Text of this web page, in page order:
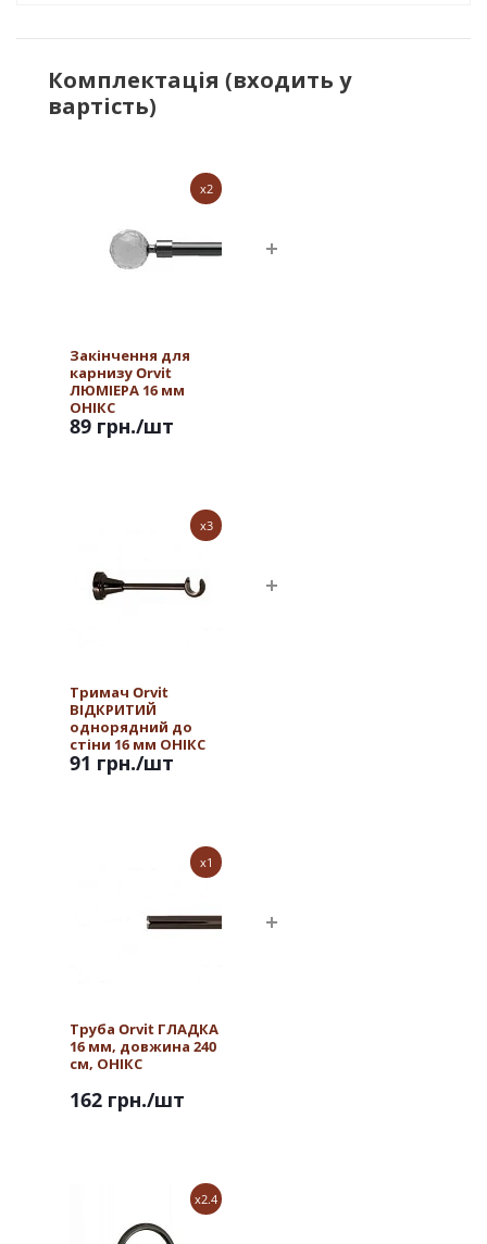
Комплектація (входить у
вартість)
x2
Закінчення для
карнизу Orvit
ЛЮМІЕРА 16 мм
ОНІКС
89 грн./шт
x3
Тримач Orvit
ВІДКРИТИЙ
однорядний до
стіни 16 мм ОНІКС
91 грн./шт
x1
Труба Orvit ГЛАДКА
16 мм, довжина 240
см, ОНІКС
162 грн./шт
x2.4